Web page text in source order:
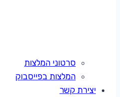
סרטוני המלצות
המלצות בפייסבוק
יצירת קשר